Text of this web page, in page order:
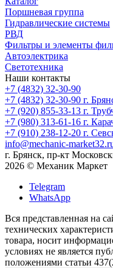
Поршневая группа
Гидравлические системы
РВД
Фильтры и элементы
Автоэлектрика
Светотехника
Наши контакты
+7 (4832) 32-30-90
+7 (4832) 32-30-90 г.
+7 (920) 855-33-13 г.
+7 (980) 313-61-16 г.
+7 (910) 238-12-20 г.
info@mechanic-
г. Брянск, пр-кт
2026 © Механик Маркет
Telegram
WhatsApp
Вся представленная на
технических
товара, носит
условиях не является
положениями статьи